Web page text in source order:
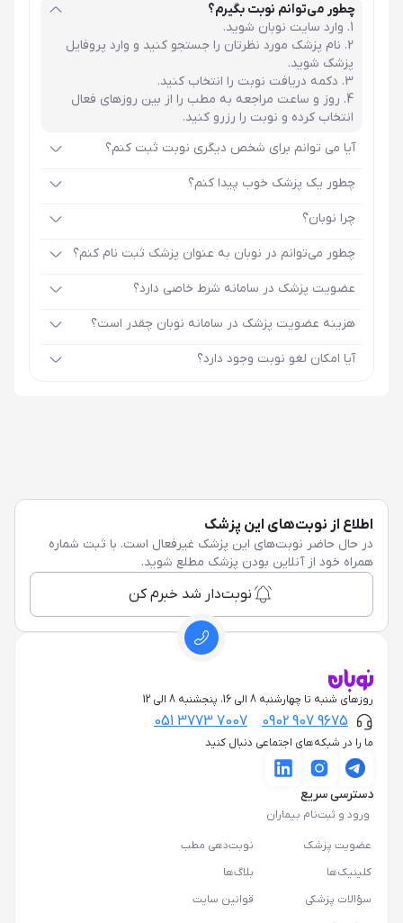
چطور می‌توانم نوبت بگیرم؟
وارد سایت نوبان شوید.
نام پزشک مورد نظرتان را جستجو کنید و وارد پروفایل
پزشک شوید.
دکمه دریافت نوبت را انتخاب کنید.
روز و ساعت مراجعه به مطب را از بین روزهای فعال
انتخاب کرده و نوبت را رزرو کنید.
آیا می توانم برای شخص دیگری نوبت ثبت کنم؟
چطور یک پزشک خوب پیدا کنم؟
چرا نوبان؟
چطور می‌توانم در نوبان به عنوان پزشک ثبت نام کنم؟
عضویت پزشک در سامانه شرط خاصی دارد؟
هزینه عضویت پزشک در سامانه نوبان چقدر است؟
آیا امکان لغو نوبت وجود دارد؟
اطلاع از نوبت‌های این پزشک
در حال حاضر نوبت‌های این پزشک غیرفعال است. با ثبت شماره
همراه خود از آنلاین بودن پزشک مطلع شوید.
نوبت‌دار شد خبرم کن
روزهای شنبه تا چهارشنبه 8 الی 16، پنجشنبه 8 الی 12
0902 907 9675
051 3773 7007
ما را در شبکه‌های اجتماعی دنبال کنید
دسترسی سریع
ورود و ثبت‌نام بیماران
عضویت پزشک
نوبت‌دهی مطب
کلینیک‌ها
بلاگ‌ها
سؤالات پزشکی
قوانین سایت